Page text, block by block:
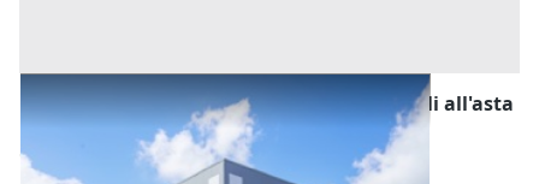
Fabbricati Costruiti per Esigenze Industriali all'asta
a Padova
Offerta minima
147.000 € 196.000 €